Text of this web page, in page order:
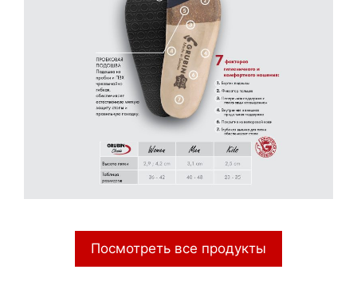
Посмотреть все продукты